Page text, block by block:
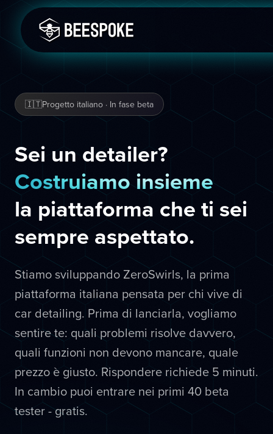
🇮🇹Progetto italiano · In fase beta
Sei un detailer?
Costruiamo insieme
la piattaforma che ti sei
sempre aspettato.
Stiamo sviluppando ZeroSwirls, la prima
piattaforma italiana pensata per chi vive di
car detailing. Prima di lanciarla, vogliamo
sentire te: quali problemi risolve davvero,
quali funzioni non devono mancare, quale
prezzo è giusto. Rispondere richiede 5 minuti.
In cambio puoi entrare nei primi 40 beta
tester - gratis.